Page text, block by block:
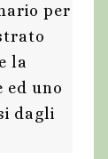
per
la
ed uno
dagli